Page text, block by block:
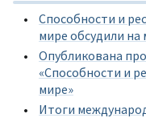
Способности и
мире обсудили
Опубликована
«Способности и
мире»
Итоги